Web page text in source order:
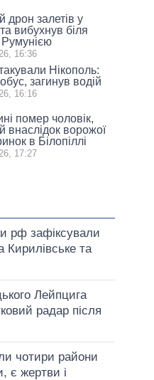
дрон залетів у
вибухнув біля
Румунією
16:36
Нікополь:
загинув водій
16:16
помер чоловік,
внаслідок ворожої
в Білопіллі
17:27
рф зафіксували
Кирилівське та
Лейпцига
радар після
чотири райони
є жертви і